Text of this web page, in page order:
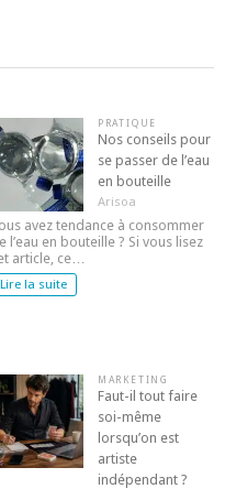
PRATIQUE
Nos conseils pour
se passer de l’eau
en bouteille
Arisoa
avez tendance à consommer
l’eau en bouteille ? Si vous lisez
article, ce…
Lire la suite
MARKETING
Faut-il tout faire
soi-même
lorsqu’on est
artiste
indépendant ?